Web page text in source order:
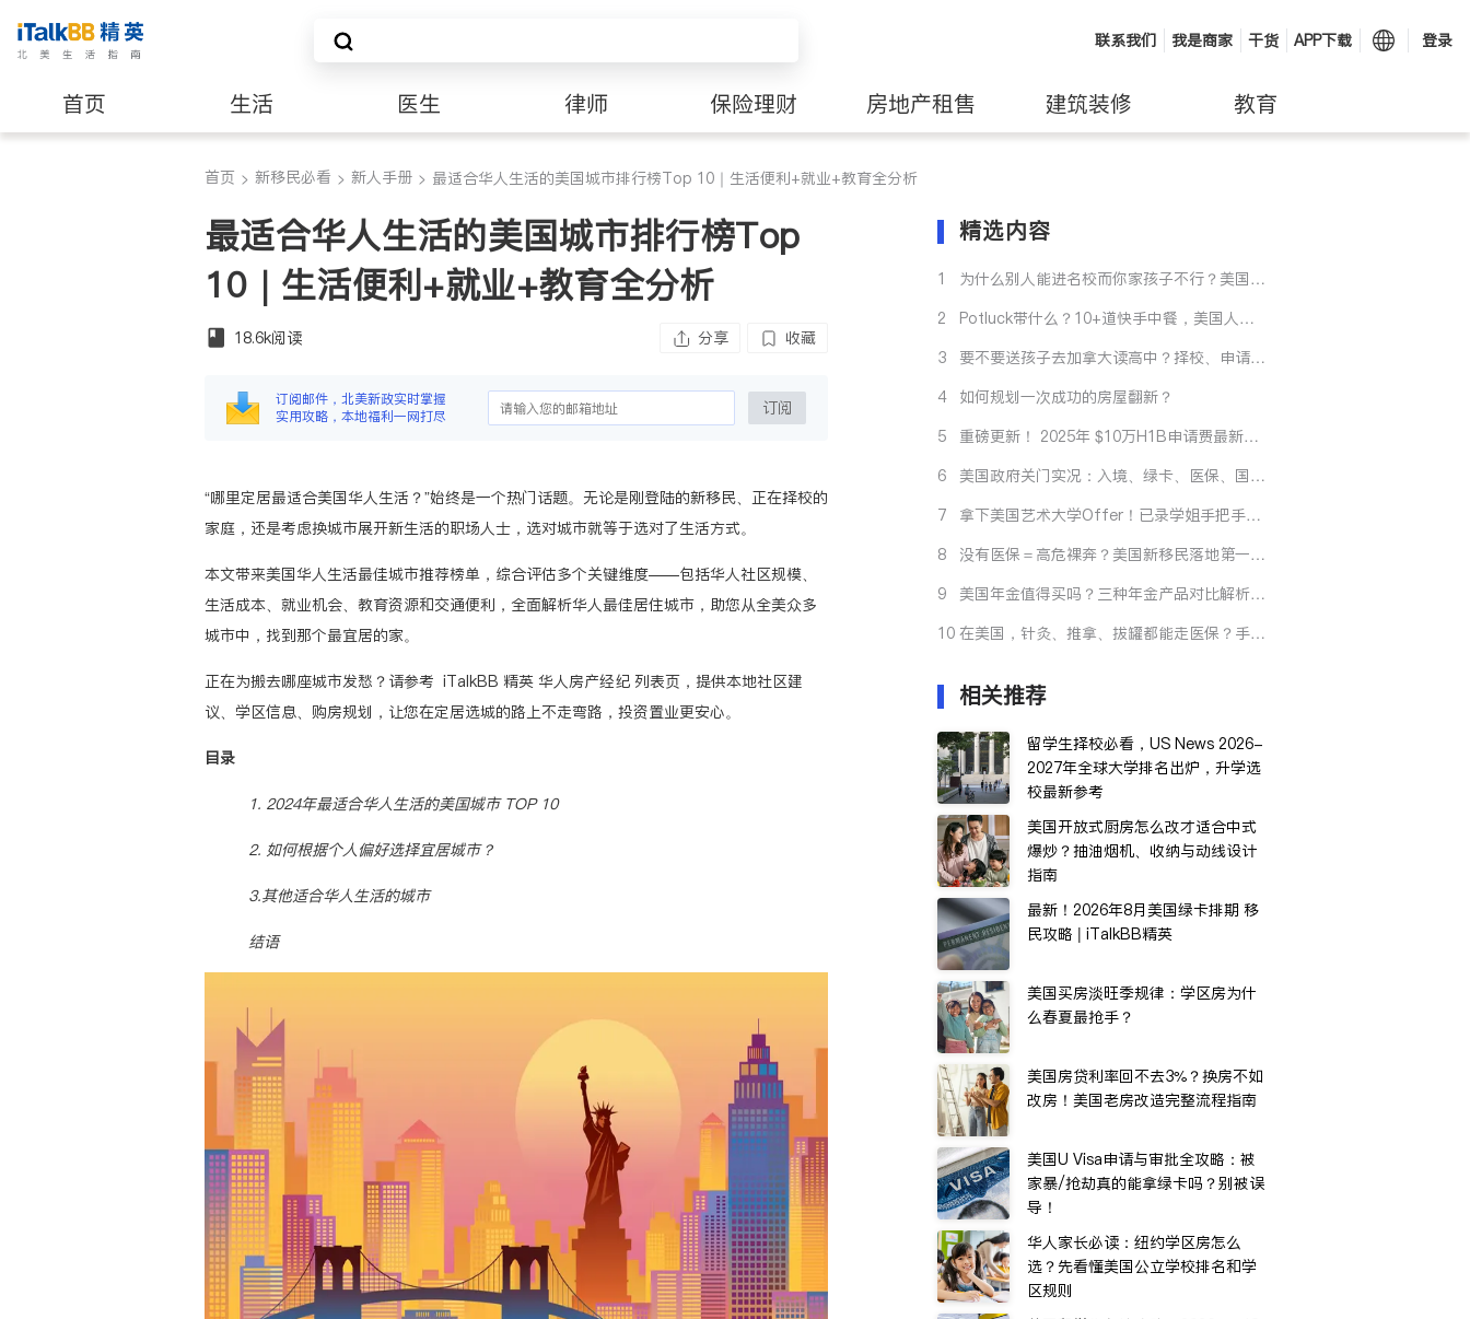
联系我们 我是商家 干货 APP下载 登录
首页 生活 医生 律师 保险理财 房地产租售 建筑装修 教育
非盈利组织
首页 > 新移民必看 > 新人手册 > 最适合华人生活的美国城市排行榜Top 10｜生活便利+就业+教育全分析
最适合华人生活的美国城市排行榜Top
10｜生活便利+就业+教育全分析
18.6k阅读 分享 收藏
订阅邮件，北美新政实时掌握
实用攻略，本地福利一网打尽
订阅
“哪里定居最适合美国华人生活？”始终是一个热门话题。无论是刚登陆的新移民、正在择校的
家庭，还是考虑换城市展开新生活的职场人士，选对城市就等于选对了生活方式。
本文带来美国华人生活最佳城市推荐榜单，综合评估多个关键维度——包括华人社区规模、
生活成本、就业机会、教育资源和交通便利，全面解析华人最佳居住城市，助您从全美众多
城市中，找到那个最宜居的家。
正在为搬去哪座城市发愁？请参考 iTalkBB 精英 华人房产经纪 列表页 ，提供本地社区建
议、学区信息、购房规划，让您在定居选城的路上不走弯路，投资置业更安心。
目录
1. 2024年最适合华人生活的美国城市 TOP 10
2. 如何根据个人偏好选择宜居城市？
3.其他适合华人生活的城市
结语
精选内容
1
为什么别人能进名校而你家孩子不行？美国名
校录取真正的关键是…
2
Potluck带什么？10+道快手中餐，美国人爱
吃还不过敏
3
要不要送孩子去加拿大读高中？择校、申请、
预算和适应力要长期规划起来！
4
如何规划一次成功的房屋翻新？
5
重磅更新！ 2025年 $10万H1B申请费最新指
南 + H1B工资加权抽签新政
6
美国政府关门实况：入境、绿卡、医保、国家
公园...7大领域受影响！华人如何自救？
7
拿下美国艺术大学Offer！已录学姐手把手拆
解选校、作品集、面试全流程
8
没有医保＝高危裸奔？美国新移民落地第一件
事必须是它
9
美国年金值得买吗？三种年金产品对比解析，
帮你避开常见华人理财误区
10 在美国，针灸、推拿、拔罐都能走医保？手把
相关推荐
留学生择校必看，US News 2026-
2027年全球大学排名出炉，升学选
校最新参考
美国开放式厨房怎么改才适合中式
爆炒？抽油烟机、收纳与动线设计
指南
最新！2026年8月美国绿卡排期 移
民攻略 | iTalkBB精英
美国买房淡旺季规律：学区房为什
么春夏最抢手？
美国房贷利率回不去3%？换房不如
改房！美国老房改造完整流程指南
美国U Visa申请与审批全攻略：被
家暴/抢劫真的能拿绿卡吗？别被误
导！
华人家长必读：纽约学区房怎么
选？先看懂美国公立学校排名和学
区规则